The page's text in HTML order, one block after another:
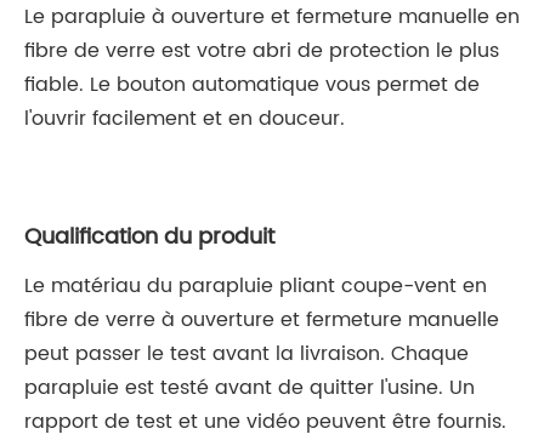
Le parapluie à ouverture et fermeture manuelle en
fibre de verre est votre abri de protection le plus
fiable. Le bouton automatique vous permet de
l'ouvrir facilement et en douceur.
Qualification du produit
Le matériau du parapluie pliant coupe-vent en
fibre de verre à ouverture et fermeture manuelle
peut passer le test avant la livraison. Chaque
parapluie est testé avant de quitter l'usine. Un
rapport de test et une vidéo peuvent être fournis.